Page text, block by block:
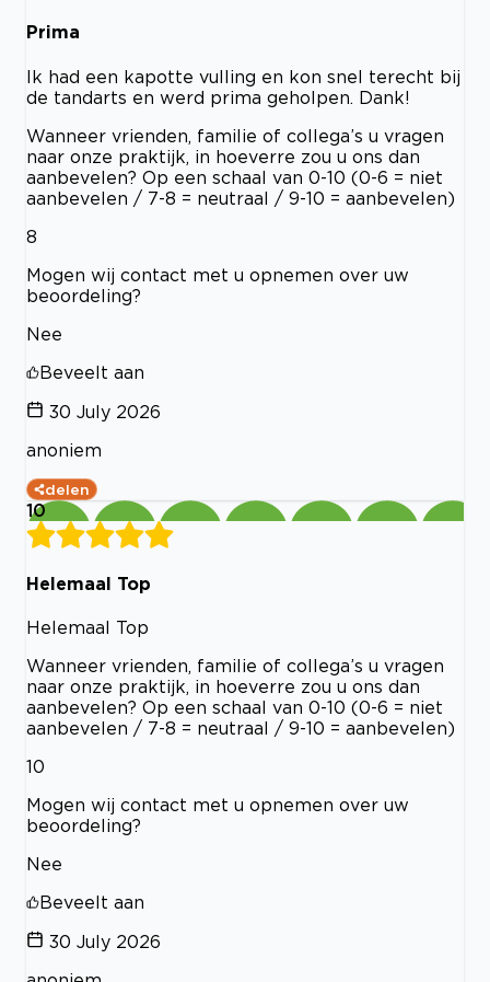
Prima
Ik had een kapotte vulling en kon snel terecht bij
de tandarts en werd prima geholpen. Dank!
Wanneer vrienden, familie of collega’s u vragen
naar onze praktijk, in hoeverre zou u ons dan
aanbevelen? Op een schaal van 0-10 (0-6 = niet
aanbevelen / 7-8 = neutraal / 9-10 = aanbevelen)
8
Mogen wij contact met u opnemen over uw
beoordeling?
Nee
Beveelt aan
30 July 2026
anoniem
delen
10
Helemaal Top
Helemaal Top
Wanneer vrienden, familie of collega’s u vragen
naar onze praktijk, in hoeverre zou u ons dan
aanbevelen? Op een schaal van 0-10 (0-6 = niet
aanbevelen / 7-8 = neutraal / 9-10 = aanbevelen)
10
Mogen wij contact met u opnemen over uw
beoordeling?
Nee
Beveelt aan
30 July 2026